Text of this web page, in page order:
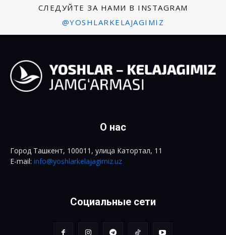
СЛЕДУЙТЕ ЗА НАМИ В INSTAGRAM
@YOSHLARKELAJAGIMIZ
O нас
Город Ташкент, 100011, улица Катортал, 11
E-mail: info@yoshlarkelajagimiz.uz
Социальные сети